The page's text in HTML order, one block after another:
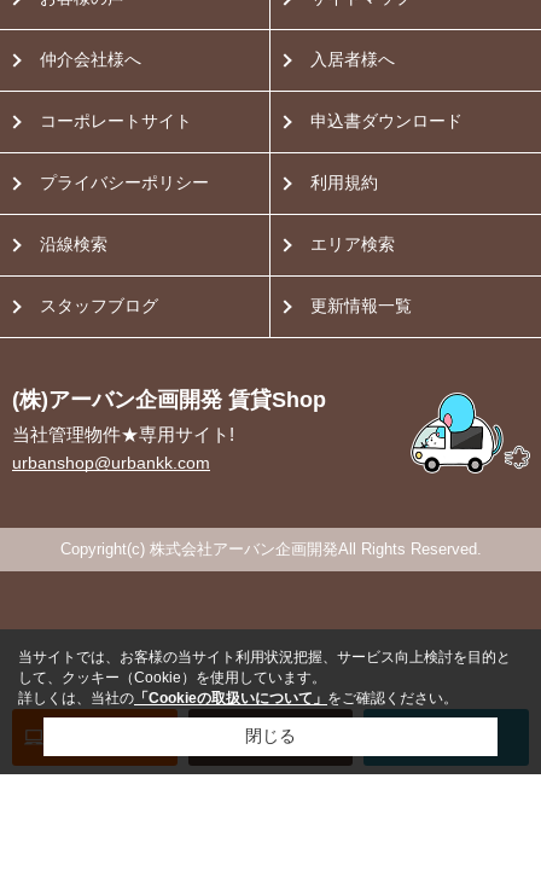
お問い合わせ
仲介会社様へ 入居者様へ
コーポレートサイト 申込書ダウンロード
プライバシーポリシー 利用規約
沿線検索 エリア検索
スタッフブログ 更新情報一覧
(株)アーバン企画開発 賃貸Shop
当社管理物件★専用サイト!
urbanshop@urbankk.com
Copyright(c) 株式会社アーバン企画開発All Rights Reserved.
当サイトでは、お客様の当サイト利用状況把握、サービス向上検討を目的と
して、クッキー（Cookie）を使用しています。
詳しくは、当社の 「Cookieの取扱いについて」 をご確認ください。
閉じる